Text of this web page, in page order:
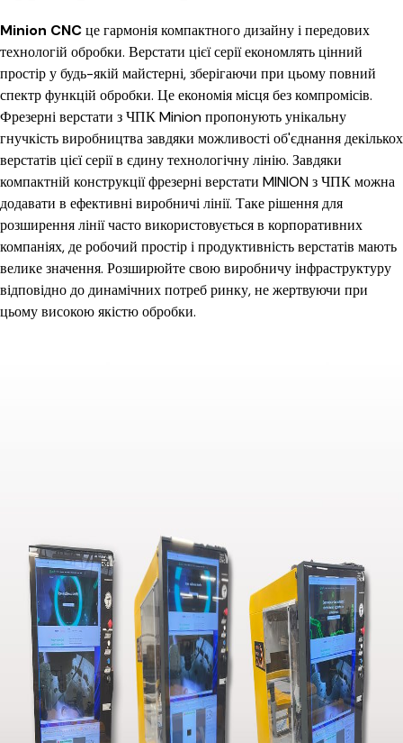
Minion CNCце гармонія компактного дизайну і передових
технологій обробки. Верстати цієї серії економлять цінний
простір у будь-якій майстерні, зберігаючи при цьому повний
спектр функцій обробки. Це економія місця без компромісів.
Фрезерні верстати з ЧПК Minion пропонують унікальну
гнучкість виробництва завдяки можливості об'єднання декількох
верстатів цієї серії в єдину технологічну лінію. Завдяки
компактній конструкції фрезерні верстати MINION з ЧПК можна
додавати в ефективні виробничі лінії. Таке рішення для
розширення лінії часто використовується в корпоративних
компаніях, де робочий простір і продуктивність верстатів мають
велике значення. Розширюйте свою виробничу інфраструктуру
відповідно до динамічних потреб ринку, не жертвуючи при
цьому високою якістю обробки.